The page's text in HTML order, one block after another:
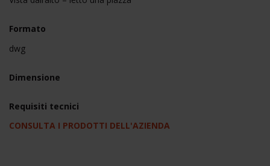
Formato
dwg
Dimensione
Requisiti tecnici
CONSULTA I PRODOTTI DELL'AZIENDA